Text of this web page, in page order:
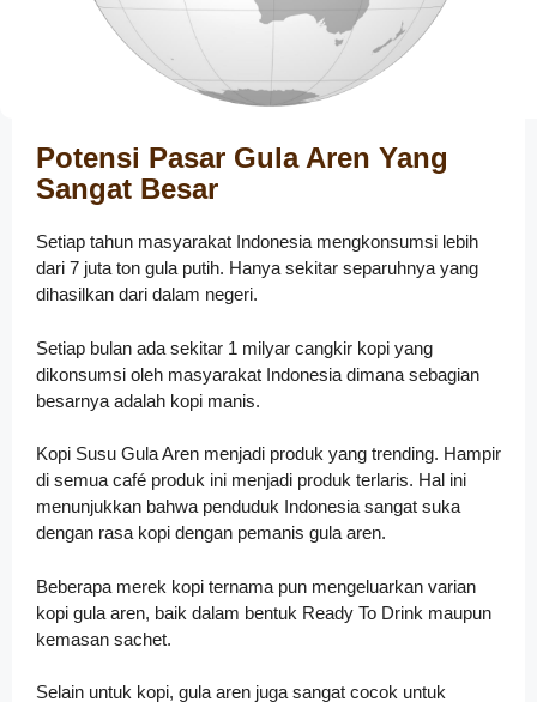
Potensi Pasar Gula Aren Yang
Sangat Besar
Setiap tahun masyarakat Indonesia mengkonsumsi lebih
dari 7 juta ton gula putih. Hanya sekitar separuhnya yang
dihasilkan dari dalam negeri.
Setiap bulan ada sekitar 1 milyar cangkir kopi yang
dikonsumsi oleh masyarakat Indonesia dimana sebagian
besarnya adalah kopi manis.
Kopi Susu Gula Aren menjadi produk yang trending. Hampir
di semua café produk ini menjadi produk terlaris. Hal ini
menunjukkan bahwa penduduk Indonesia sangat suka
dengan rasa kopi dengan pemanis gula aren.
Beberapa merek kopi ternama pun mengeluarkan varian
kopi gula aren, baik dalam bentuk Ready To Drink maupun
kemasan sachet.
Selain untuk kopi, gula aren juga sangat cocok untuk